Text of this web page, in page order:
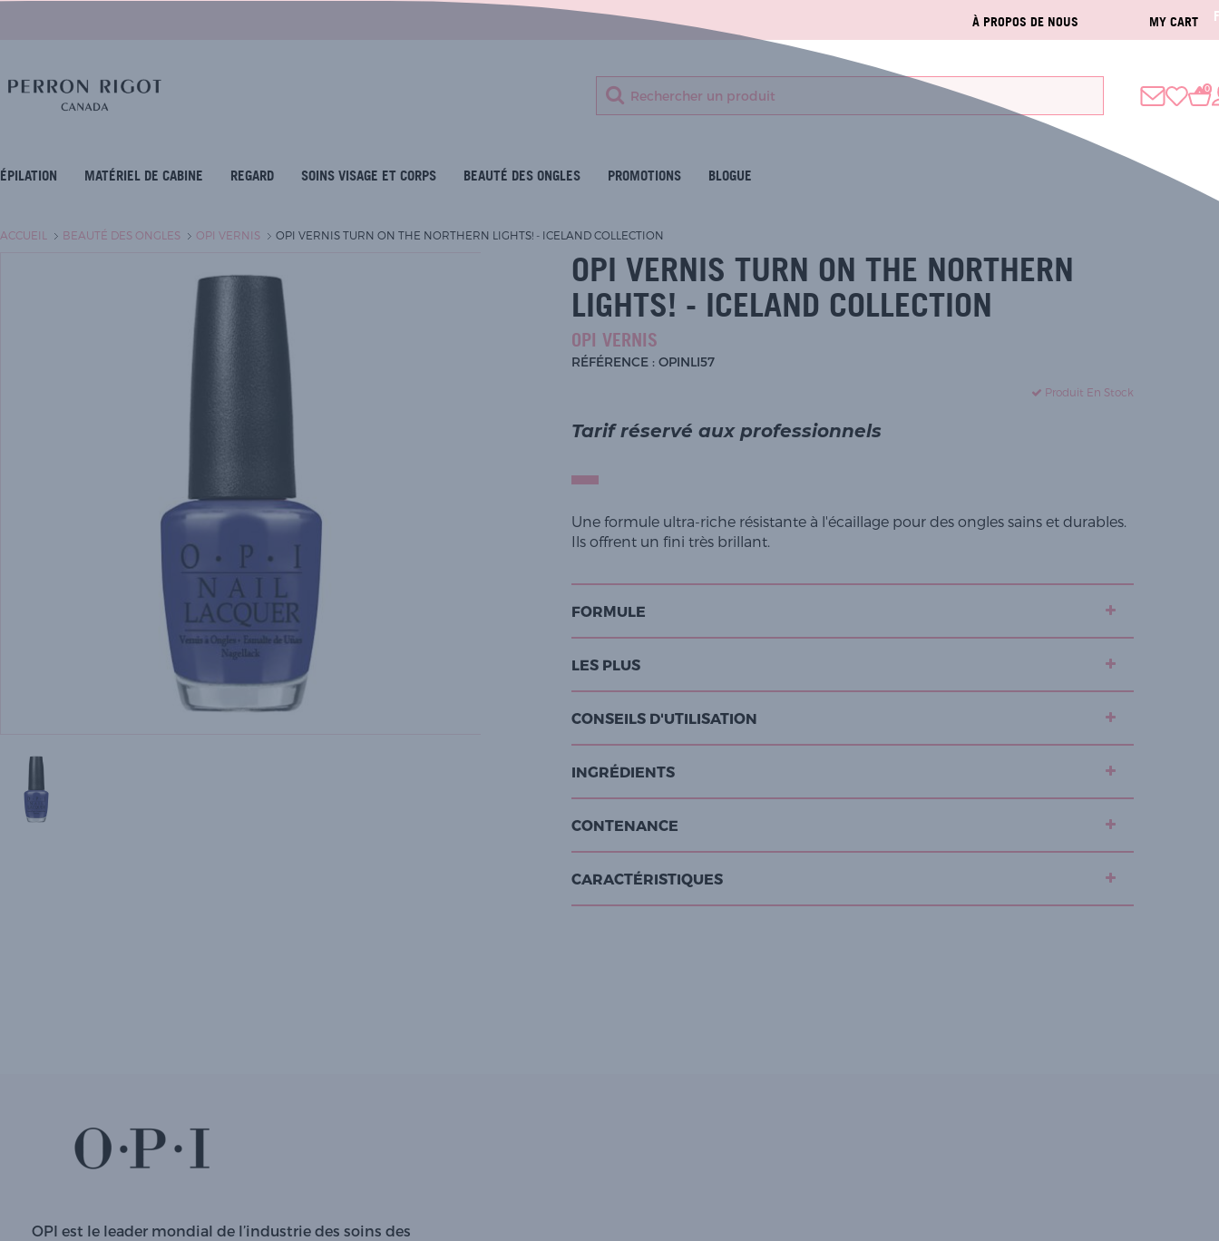
À PROPOS DE NOUS MY CART
0
ÉPILATION MATÉRIEL DE CABINE REGARD SOINS VISAGE ET CORPS BEAUTÉ DES ONGLES PROMOTIONS BLOGUE
ACCUEIL BEAUTÉ DES ONGLES OPI VERNIS OPI VERNIS TURN ON THE NORTHERN LIGHTS! - ICELAND COLLECTION
OPI VERNIS TURN ON THE NORTHERN
LIGHTS! - ICELAND COLLECTION
OPI VERNIS
RÉFÉRENCE : OPINLI57
Produit En Stock
Tarif réservé aux professionnels
Une formule ultra-riche résistante à l'écaillage pour des ongles sains et durables.
Ils offrent un fini très brillant.
FORMULE
LES PLUS
CONSEILS D'UTILISATION
INGRÉDIENTS
CONTENANCE
CARACTÉRISTIQUES
OPI est le leader mondial de l’industrie des soins des